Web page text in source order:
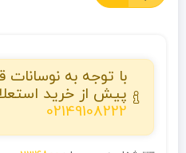
با توجه به نوسانات
پیش از خرید
02149108222